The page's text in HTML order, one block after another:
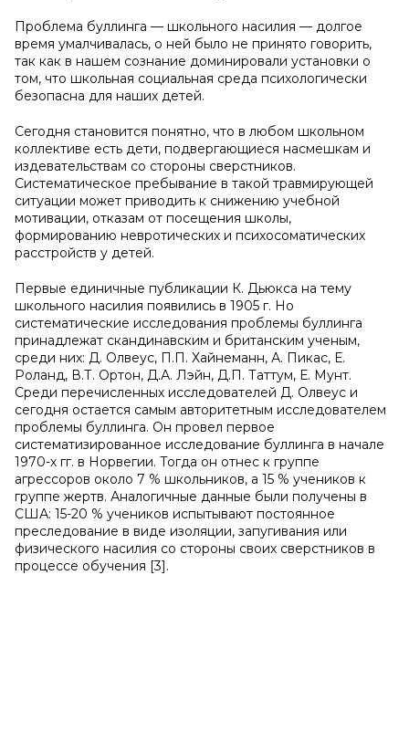
Проблема буллинга — школьного насилия — долгое
время умалчивалась, о ней было не принято говорить,
так как в нашем сознание доминировали установки о
том, что школьная социальная среда психологически
безопасна для наших детей.
Сегодня становится понятно, что в любом школьном
коллективе есть дети, подвергающиеся насмешкам и
издевательствам со стороны сверстников.
Систематическое пребывание в такой травмирующей
ситуации может приводить к снижению учебной
мотивации, отказам от посещения школы,
формированию невротических и психосоматических
расстройств у детей.
Первые единичные публикации К. Дьюкса на тему
школьного насилия появились в 1905 г. Но
систематические исследования проблемы буллинга
принадлежат скандинавским и британским ученым,
среди них: Д. Олвеус, П.П. Хайнеманн, А. Пикас, Е.
Роланд, В.Т. Ортон, Д.А. Лэйн, Д.П. Таттум, Е. Мунт.
Среди перечисленных исследователей Д. Олвеус и
сегодня остается самым авторитетным исследователем
проблемы буллинга. Он провел первое
систематизированное исследование буллинга в начале
1970-х гг. в Норвегии. Тогда он отнес к группе
агрессоров около 7 % школьников, а 15 % учеников к
группе жертв. Аналогичные данные были получены в
США: 15-20 % учеников испытывают постоянное
преследование в виде изоляции, запугивания или
физического насилия со стороны своих сверстников в
процессе обучения [3].